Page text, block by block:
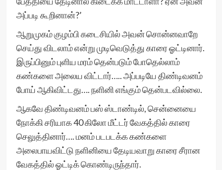
அப்படி கூறினான்?’
ஆறுமுகம் குழம்பி கடைசியில் அவன் சொன்னவாறே
செய்து விடலாம் என்று முடிவெடுத்து காரை ஓட்டினார்.
இருப்பினும் புளிய மரம் தென்படும் போதெல்லாம்
கண்களை அலைய விட்டார்….. அப்படியே திண்டிவனம்
போய் ஆகிவிட்டது…. நளினி எங்கும் தென்படவில்லை.
ஆகவே திண்டிவனம் பஸ் ஸ்டாண்டில், சென்னையை
நோக்கி சரியாக 40 கிலோ மீட்டர் வேகத்தில் காரை
செலுத்தினார்…. மனம் படபடக்க கண்களை
அலைபாயவிட்டு நளினியை தேடியவாறு காரை சீரான
வேகத்தில் ஓட்டிக் கொண்டிருந்தார்.